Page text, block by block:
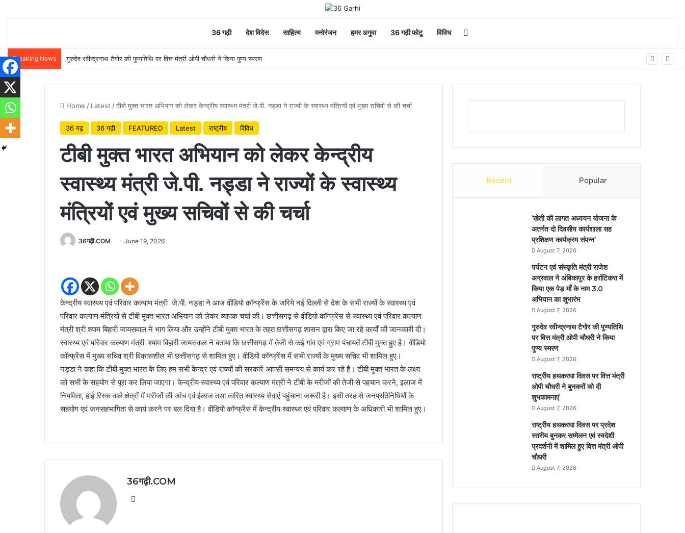
36 गढ़ी देश विदेस साहित्य मनोरंजन हमर अगुवा 36 गढ़ी फोटू विविध
Breaking News गुरुदेव रवीन्द्रनाथ टैगोर की पुण्यतिथि पर वित्त मंत्री ओपी चौधरी ने किया पुण्य स्मरण
Home / Latest /टीबी मुक्त भारत अभियान को लेकर केन्द्रीय स्वास्थ्य मंत्री जे.पी. नड्डा ने राज्यों के स्वास्थ्य मंत्रियों एवं मुख्य सचिवों से की चर्चा
36 गढ़ 36 गढ़ी FEATURED Latest राष्ट्रीय विविध
टीबी मुक्त भारत अभियान को लेकर केन्द्रीय
स्वास्थ्य मंत्री जे.पी. नड्डा ने राज्यों के स्वास्थ्य
मंत्रियों एवं मुख्य सचिवों से की चर्चा
36गढ़ी.COM June 19, 2026
केन्द्रीय स्वास्थ्य एवं परिवार कल्याण मंत्री जे.पी. नड्डा ने आज वीडियो कॉन्फ्रेंस के जरिये नई दिल्ली से देश के सभी राज्यों के स्वास्थ्य एवं
परिवार कल्याण मंत्रियों से टीबी मुक्त भारत अभियान को लेकर व्यापक चर्चा की। छत्तीसगढ़ से वीडियो कॉन्फ्रेंस से स्वास्थ्य एवं परिवार कल्याण
मंत्री श्री श्याम बिहारी जायसवाल ने भाग लिया और उन्होंने टीबी मुक्त भारत के तहत छत्तीसगढ़ शासन द्वारा किए जा रहे कार्यों की जानकारी दी।
स्वास्थ्य एवं परिवार कल्याण मंत्री श्याम बिहारी जायसवाल ने बताया कि छत्तीसगढ़ में तेजी से कई गांव एवं ग्राम पंचायतें टीबी मुक्त हुए है। वीडियो
कॉन्फ्रेंस में मुख्य सचिव श्री विकासशील भी छत्तीसगढ़ से शामिल हुए। वीडियो कॉन्फ्रेंस में सभी राज्यों के मुख्य सचिव भी शामिल हुए।
नड्डा ने कहा कि टीबी मुक्त भारत के लिए हम सभी केन्द्र एवं राज्यों की सरकारें आपसी समन्वय से कार्य कर रहे है। टीबी मुक्त भारत के लक्ष्य
को सभी के सहयोग से पूरा कर लिया जाएगा। केन्द्रीय स्वास्थ्य एवं परिवार कल्याण मंत्री ने टीबी के मरीजों की तेजी से पहचान करने, इलाज में
नियमिता, हाई रिस्क वाले क्षेत्रों में मरीजों की जांच एवं ईलाज तथा त्वरित स्वास्थ्य सेवाएं पहुंचाना जरूरी है। इसी तरह से जनप्रतिनिधियों के
सहयोग एवं जनसहभागिता से कार्य करने पर बल दिया है। वीडियो कॉन्फ्रेंस में केन्द्रीय स्वास्थ्य एवं परिवार कल्याण के अधिकारी भी शामिल हुए।
36गढ़ी.COM
Recent Popular
’खेती की लागत अध्ययन योजना के
अतर्गत दो दिवसीय कार्यशाला सह
प्रशिक्षण कार्यक्रम संपन्न’
August 7, 2026
पर्यटन एवं संस्कृति मंत्री राजेश
अग्रवाल ने अंबिकापुर के हर्राटिकरा में
किया एक पेड़ माँ के नाम 3.0
अभियान का शुभारंभ
August 7, 2026
गुरुदेव रवीन्द्रनाथ टैगोर की पुण्यतिथि
पर वित्त मंत्री ओपी चौधरी ने किया
पुण्य स्मरण
August 7, 2026
राष्ट्रीय हथकरघा दिवस पर वित्त मंत्री
ओपी चौधरी ने बुनकरों को दी
शुभकामनाएं
August 7, 2026
राष्ट्रीय हथकरघा दिवस पर प्रदेश
स्तरीय बुनकर सम्मेलन एवं स्वदेशी
प्रदर्शनी में शामिल हुए वित्त मंत्री ओपी
चौधरी
August 7, 2026